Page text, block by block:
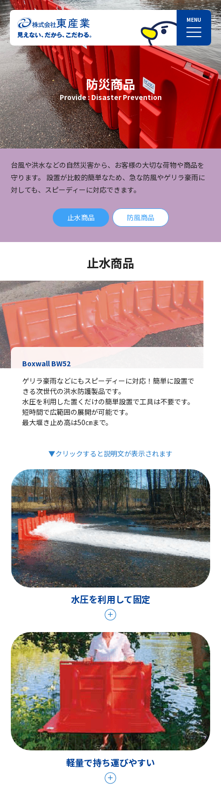
防災商品
Provide : Disaster Prevention
台風や洪水などの自然災害から、お客様の大切な荷物や商品を
守ります。
設置が比較的簡単なため、急な防風やゲリラ豪雨に
対しても、スピーディーに対応できます。
止水商品 防風商品
止水商品
Boxwall BW52
ゲリラ豪雨などにもスピーディーに対応！簡単に設置で
きる次世代の洪水防護製品です。
水圧を利用した置くだけの簡単設置で工具は不要です。
短時間で広範囲の展開が可能です。
最大堰き止め高は50㎝まで。
▼クリックすると説明文が表示されます
水圧を利用して固定
軽量で持ち運びやすい